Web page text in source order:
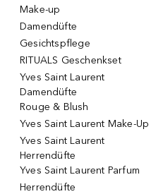
Make-up
Damendüfte
Gesichtspflege
RITUALS Geschenkset
Yves Saint Laurent
Damendüfte
Rouge & Blush
Yves Saint Laurent Make-Up
Yves Saint Laurent
Herrendüfte
Yves Saint Laurent Parfum
Herrendüfte